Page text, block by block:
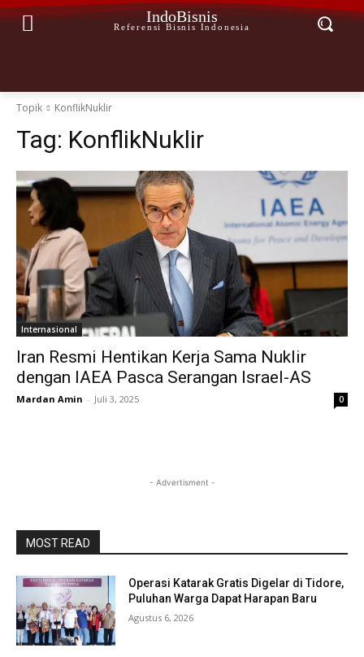
IndoBisnis
Referensi Bisnis Indonesia
Topik KonflikNuklir
Tag: KonflikNuklir
Internasional
Iran Resmi Hentikan Kerja Sama Nuklir
dengan IAEA Pasca Serangan Israel-AS
Mardan Amin - Juli 3, 2025 0
- Advertisment -
MOST READ
Operasi Katarak Gratis Digelar di Tidore,
Puluhan Warga Dapat Harapan Baru
Agustus 6, 2026